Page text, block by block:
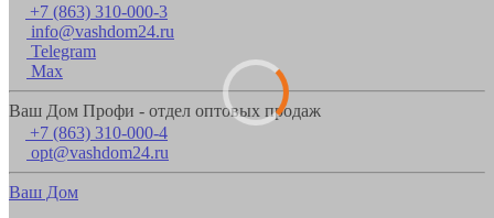
+7 (863) 310-000-3
info@vashdom24.ru
Telegram
Max
Ваш Дом Профи - отдел оптовых продаж
+7 (863) 310-000-4
opt@vashdom24.ru
Ваш Дом